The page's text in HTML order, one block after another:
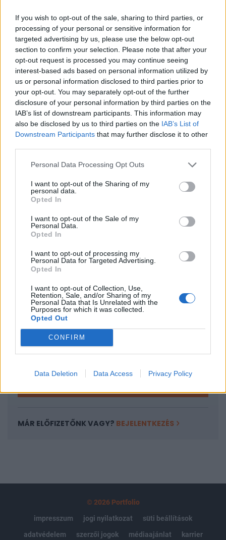
If you wish to opt-out of the sale, sharing to third parties, or
processing of your personal or sensitive information for
targeted advertising by us, please use the below opt-out
section to confirm your selection. Please note that after your
opt-out request is processed you may continue seeing
interest-based ads based on personal information utilized by
us or personal information disclosed to third parties prior to
your opt-out. You may separately opt-out of the further
disclosure of your personal information by third parties on the
IAB’s list of downstream participants. This information may
also be disclosed by us to third parties on the IAB’s List of
Downstream Participants that may further disclose it to other
Personal Data Processing Opt Outs
I want to opt-out of the Sharing of my
personal data.
Opted In
I want to opt-out of the Sale of my
Personal Data.
Opted In
I want to opt-out of processing my
Personal Data for Targeted Advertising.
Opted In
I want to opt-out of Collection, Use,
Retention, Sale, and/or Sharing of my
Personal Data that Is Unrelated with the
Purposes for which it was collected.
Opted Out
CONFIRM
Data Deletion Data Access Privacy Policy
2023. június 07. 09:26
Az ukrajnai gátszakadás valós következményei
csak napok múlva válnak nyilvánvalóvá -
jelentette ki az ENSZ válságkezelési
főtitkárhelyettese kedden New Yorkban a
Biztonsági Tanács rendkívüli ülésén, amelyet a
Nova Kahovka-i víztározó gátján bekövetkezett
robbanás miatt hívtak össze ukrán és orosz
kezdeményezésre.
összefoglalójában rámutatott, hogy a frontvonal mindkét
oldalán ezreket érint a katasztrófa otthonok
megsemmisülése, élelmiszer- és ívóvízhiány, valamint a
megélhetés elvesztése formájában. Az ENSZ tisztségviselő
elmondta, hogy az ukrán kormánnyal együttműködésben a
világszervezet áramfejlesztőket, mobil...
KEDVES OLVASÓNK!
tartozik, melynek olvasása előfizetéses
regisztrációhoz kötött.
Az előfizetés a következőket tartalmazza:
Portfolio.hu teljes cikkarchívum
Kötéslisták: BÉT elmúlt 2 év napon belüli
MÁR ELŐFIZETŐNK VAGY? BEJELENTKEZÉS
© 2026 Portfolio
impresszum
jogi nyilatkozat
süti beállítások
adatvédelem
szerzői jogok médiaajánlat karrier